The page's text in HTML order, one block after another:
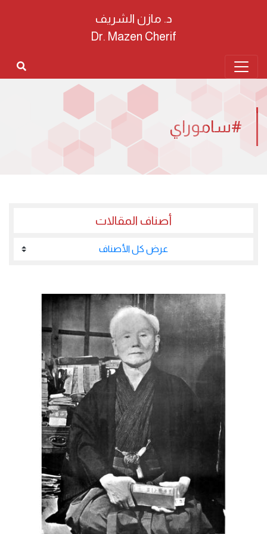
د. مازن الشريف
Dr. Mazen Cherif
#ساموراي
أصناف المقالات
عرض كل الأصناف